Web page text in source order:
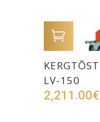
LV-150
2,211.00€